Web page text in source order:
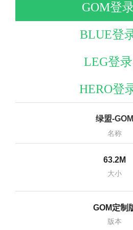
GOM登
BLUE登
LEG登
HERO登
绿盟-GOM
名称
63.2M
大小
GOM定制
版本